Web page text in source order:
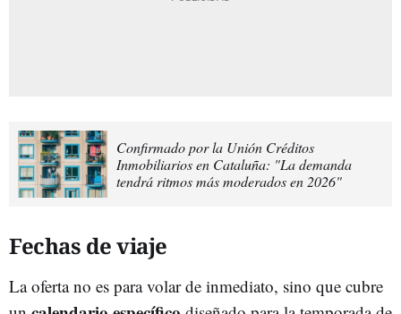
Confirmado por la Unión Créditos
Inmobiliarios en Cataluña: "La demanda
tendrá ritmos más moderados en 2026"
Fechas de viaje
La oferta no es para volar de inmediato, sino que cubre